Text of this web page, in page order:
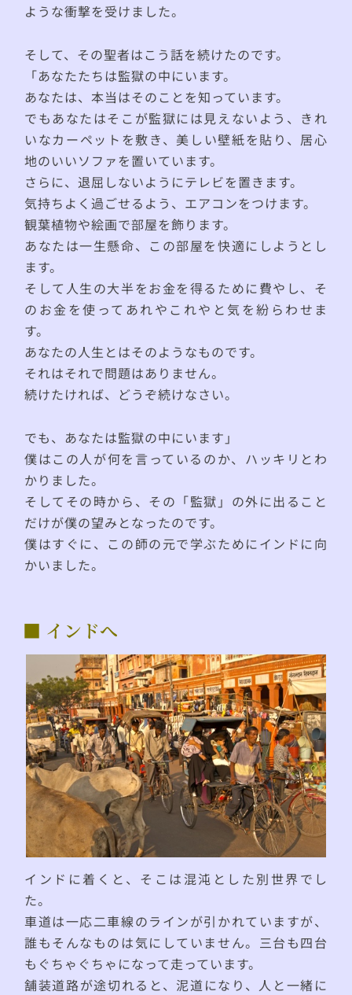
ような衝撃を受けました。
そして、その聖者はこう話を続けたのです。
「あなたたちは監獄の中にいます。
あなたは、本当はそのことを知っています。
でもあなたはそこが監獄には見えないよう、きれ
いなカーペットを敷き、美しい壁紙を貼り、居心
地のいいソファを置いています。
さらに、退屈しないようにテレビを置きます。
気持ちよく過ごせるよう、エアコンをつけます。
観葉植物や絵画で部屋を飾ります。
あなたは一生懸命、この部屋を快適にしようとし
ます。
そして人生の大半をお金を得るために費やし、そ
のお金を使ってあれやこれやと気を紛らわせま
す。
あなたの人生とはそのようなものです。
それはそれで問題はありません。
続けたければ、どうぞ続けなさい。
でも、あなたは監獄の中にいます」
僕はこの人が何を言っているのか、ハッキリとわ
かりました。
そしてその時から、その「監獄」の外に出ること
だけが僕の望みとなったのです。
僕はすぐに、この師の元で学ぶためにインドに向
かいました。
■ インドへ
インドに着くと、そこは混沌とした別世界でし
た。
車道は一応二車線のラインが引かれていますが、
誰もそんなものは気にしていません。三台も四台
もぐちゃぐちゃになって走っています。
舗装道路が途切れると、泥道になり、人と一緒に